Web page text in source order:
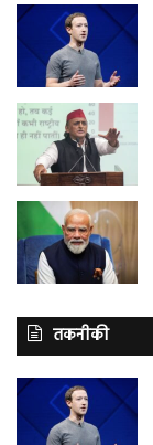
तकनीकी